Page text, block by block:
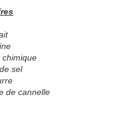
chimique
sel
de cannelle